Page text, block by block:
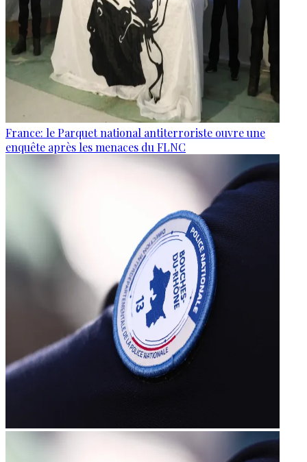
France: le Parquet national antiterroriste ouvre une
enquête après les menaces du FLNC